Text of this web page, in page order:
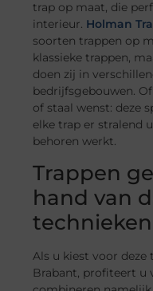
trap op maat, die
interieur. Holman
soorten trappen op
klassieke trappen,
doen zij in
bedrijfsgebouwen.
of staal wenst: deze
elke trap er stralend
behoren werkt.
Trappen
hand van
technieken
Als u kiest voor
Brabant, profiteert u